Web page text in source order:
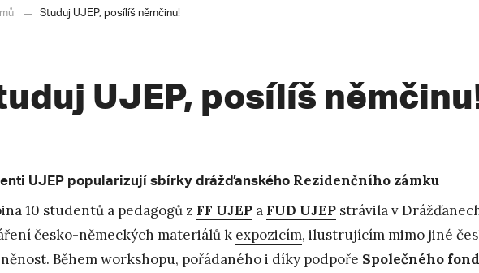
Studuj UJEP, posílíš němčinu!
UJEP, posílíš
UJEP popularizují sbírky drážďanského Rezidenčního zámku
10 studentů a pedagogů z FF UJEP a FUD UJEP strávila v
česko-německých materiálů k expozicím, ilustrujícím mimo jiné
Během workshopu, pořádaného i díky podpoře Společného